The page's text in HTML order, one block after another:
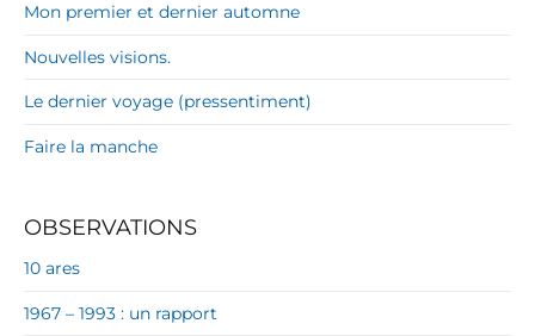
Mon premier et dernier automne
Nouvelles visions.
Le dernier voyage (pressentiment)
Faire la manche
OBSERVATIONS
10 ares
1967 – 1993 : un rapport